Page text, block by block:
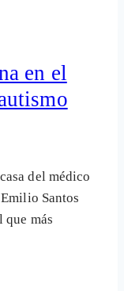
en el
del médico
Santos
que más